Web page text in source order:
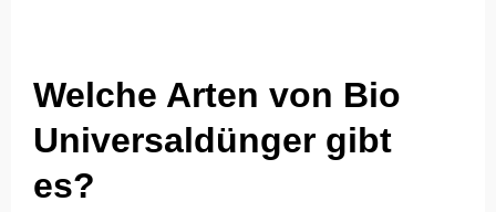
Welche Arten von Bio
Universaldünger gibt
es?